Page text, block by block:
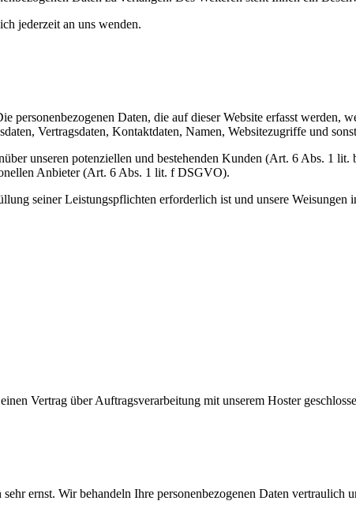
jederzeit an uns wenden.
personenbezogenen Daten, die auf dieser Website erfasst werden,
Vertragsdaten, Kontaktdaten, Namen, Websitezugriffe und
unseren potenziellen und bestehenden Kunden (Art. 6 Abs. 1
Anbieter (Art. 6 Abs. 1 lit. f DSGVO).
seiner Leistungspflichten erforderlich ist und unsere Weisungen
Vertrag über Auftragsverarbeitung mit unserem Hoster
ernst. Wir behandeln Ihre personenbezogenen Daten vertraulich